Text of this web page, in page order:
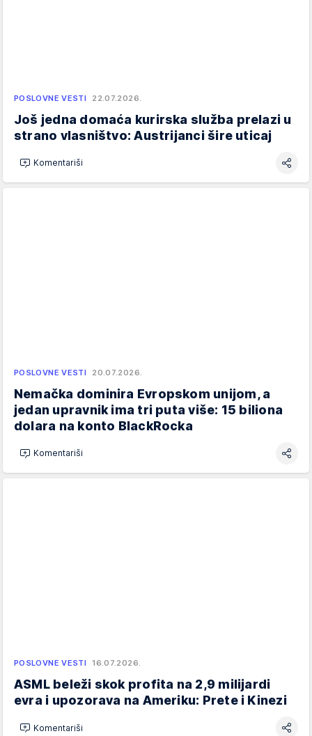
POSLOVNE VESTI 22.07.2026.
Još jedna domaća kurirska služba prelazi u
strano vlasništvo: Austrijanci šire uticaj
Komentariši
POSLOVNE VESTI 20.07.2026.
Nemačka dominira Evropskom unijom, a
jedan upravnik ima tri puta više: 15 biliona
dolara na konto BlackRocka
Komentariši
POSLOVNE VESTI 16.07.2026.
ASML beleži skok profita na 2,9 milijardi
evra i upozorava na Ameriku: Prete i Kinezi
Komentariši